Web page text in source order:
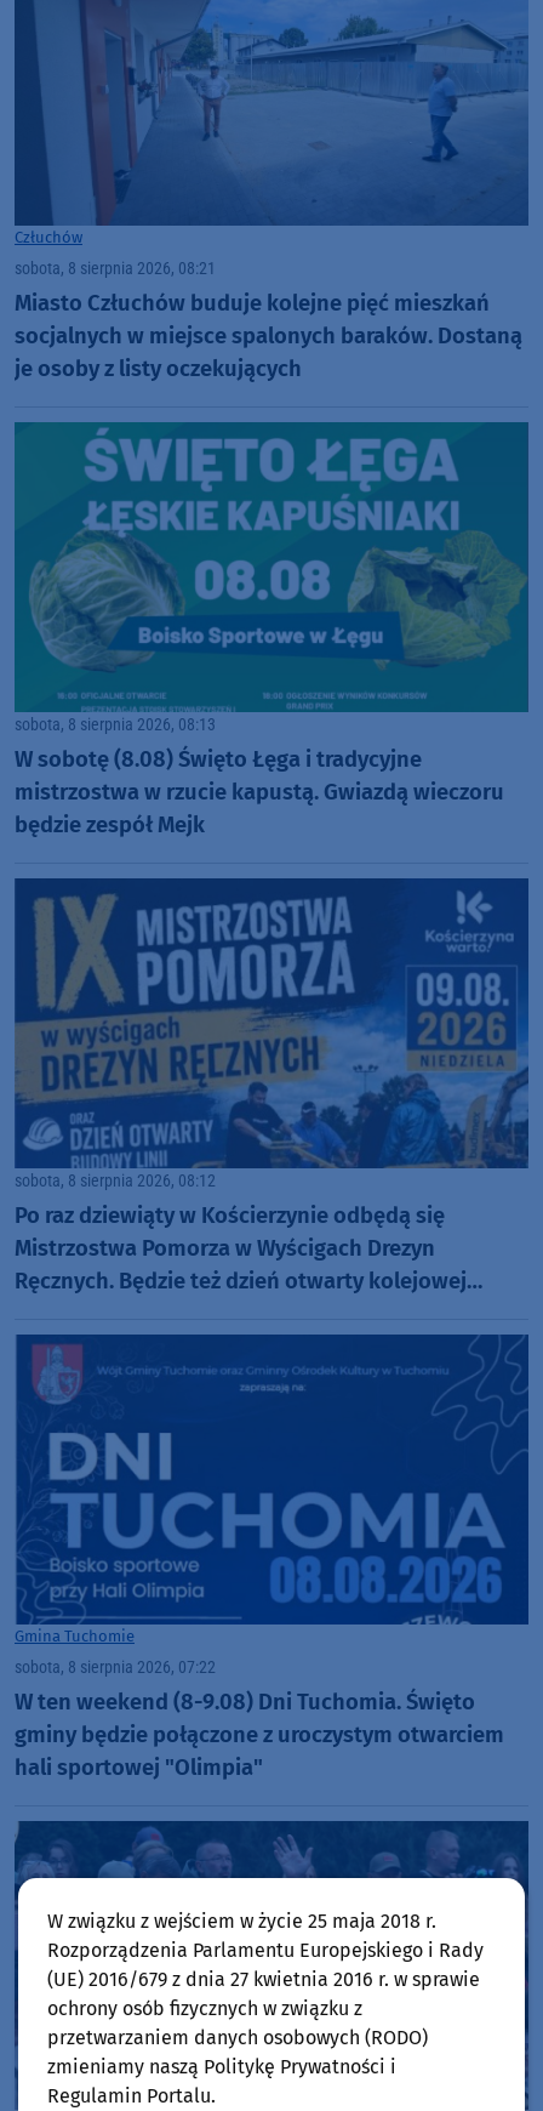
Człuchów
sobota, 8 sierpnia 2026, 08:21
Miasto Człuchów buduje kolejne pięć mieszkań
socjalnych w miejsce spalonych baraków. Dostaną
je osoby z listy oczekujących
sobota, 8 sierpnia 2026, 08:13
W sobotę (8.08) Święto Łęga i tradycyjne
mistrzostwa w rzucie kapustą. Gwiazdą wieczoru
będzie zespół Mejk
sobota, 8 sierpnia 2026, 08:12
Po raz dziewiąty w Kościerzynie odbędą się
Mistrzostwa Pomorza w Wyścigach Drezyn
Ręcznych. Będzie też dzień otwarty kolejowej
Gmina Tuchomie
sobota, 8 sierpnia 2026, 07:22
W ten weekend (8-9.08) Dni Tuchomia. Święto
gminy będzie połączone z uroczystym otwarciem
hali sportowej "Olimpia"
W związku z wejściem w życie 25 maja 2018 r.
Rozporządzenia Parlamentu Europejskiego i Rady
(UE) 2016/679 z dnia 27 kwietnia 2016 r. w sprawie
ochrony osób fizycznych w związku z
przetwarzaniem danych osobowych (RODO)
zmieniamy naszą Politykę Prywatności i
Regulamin Portalu.